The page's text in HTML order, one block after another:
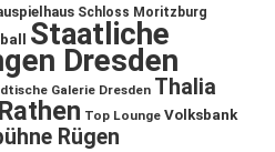
Schloss Moritzburg
Staatliche
Dresden
Galerie Dresden Thalia
Top Lounge Volksbank
Rügen